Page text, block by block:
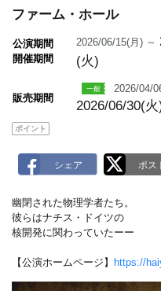
ファーム・ホール
公演期間
開催期間
2026/06/15(月) ～
(火)
販売期間
2026/04/
2026/06/30(
ポイント
幽閉された物理学者たち。
彼らはナチス・ドイツの
核開発に関わっていたーー
【公演ホームページ】 https://